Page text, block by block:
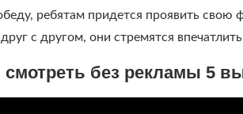
ребятам придется проявить свою
с другом, они стремятся
без рекламы 5